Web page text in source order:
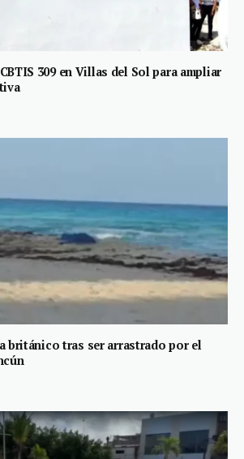
309 en Villas del Sol para ampliar
británico tras ser arrastrado por el